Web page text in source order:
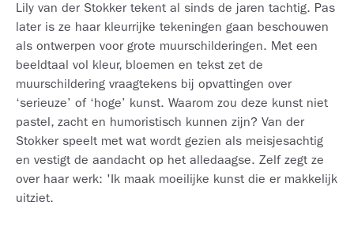
Lily van der Stokker tekent al sinds de jaren tachtig. Pas
later is ze haar kleurrijke tekeningen gaan beschouwen
als ontwerpen voor grote muurschilderingen. Met een
beeldtaal vol kleur, bloemen en tekst zet de
muurschildering vraagtekens bij opvattingen over
‘serieuze’ of ‘hoge’ kunst. Waarom zou deze kunst niet
pastel, zacht en humoristisch kunnen zijn? Van der
Stokker speelt met wat wordt gezien als meisjesachtig
en vestigt de aandacht op het alledaagse. Zelf zegt ze
over haar werk: 'Ik maak moeilijke kunst die er makkelijk
uitziet.